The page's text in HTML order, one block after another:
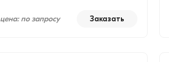
цена: по запросу Заказать